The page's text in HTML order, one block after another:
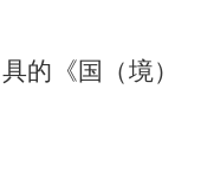
的《国（境）